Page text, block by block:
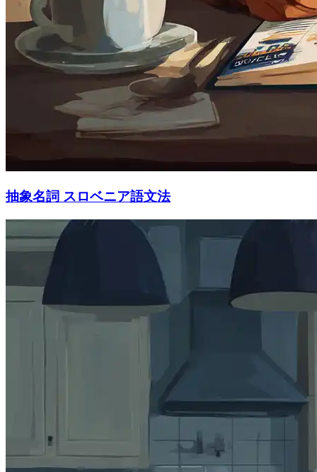
抽象名詞 スロベニア語文法